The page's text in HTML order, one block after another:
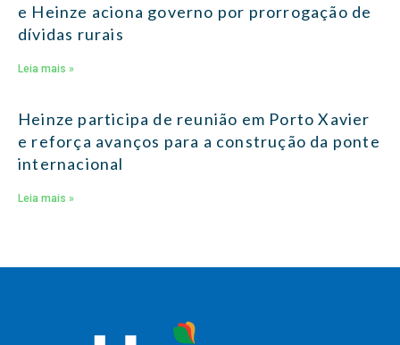
e Heinze aciona governo por prorrogação de
dívidas rurais
Leia mais »
Heinze participa de reunião em Porto Xavier
e reforça avanços para a construção da ponte
internacional
Leia mais »